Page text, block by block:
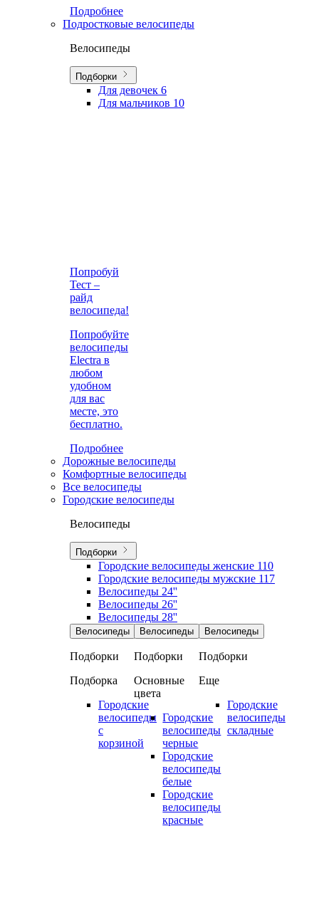
Подробнее
Подростковые велосипеды
Велосипеды
Подборки
Для девочек 6
Для мальчиков 10
Попробуй
Тест –
райд
велосипеда!
Попробуйте
велосипеды
Electra в
любом
удобном
для вас
месте, это
бесплатно.
Подробнее
Дорожные велосипеды
Комфортные велосипеды
Все велосипеды
Городские велосипеды
Велосипеды
Подборки
Городские велосипеды женские 110
Городские велосипеды мужские 117
Велосипеды 24''
Велосипеды 26''
Велосипеды 28''
Велосипеды
Подборки
Подборка
Городские
велосипеды
с
корзиной
Велосипеды
Подборки
Основные
цвета
Городские
велосипеды
черные
Городские
велосипеды
белые
Городские
велосипеды
красные
Велосипеды
Подборки
Еще
Городские
велосипеды
складные